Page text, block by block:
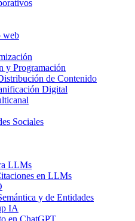
web
y Programación
de Contenido
Digital
Sociales
LLMs
en LLMs
y de Entidades
IA
en ChatGPT